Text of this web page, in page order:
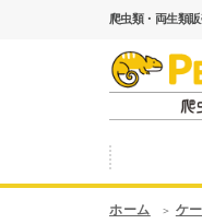
爬虫類・両生類
ホーム ケ